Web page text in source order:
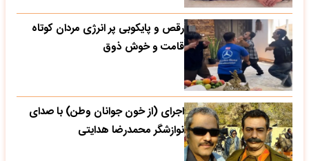
رقص و پایکوبی پر انرژی مردان کوتاه
قامت و خوش ذوق
اجرای (از خون جوانان وطن) با صدای
نوازشگر محمدرضا هدایتی